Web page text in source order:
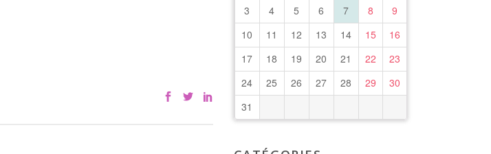
3
4 5 6 7 8
9
10
11 12 13 14 15
16
17
18 19 20 21 22
23
24
25 26 27 28 29
30
31